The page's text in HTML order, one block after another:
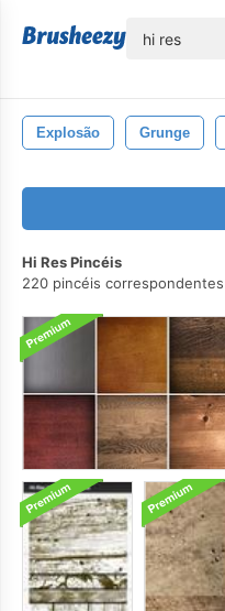
Explosão Grunge
Hi Res Pincéis
220 pincéis correspondentes